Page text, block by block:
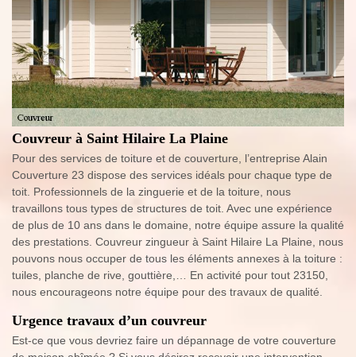
Couvreur à Saint Hilaire La Plaine
Pour des services de toiture et de couverture, l’entreprise Alain
Couverture 23 dispose des services idéals pour chaque type de
toit. Professionnels de la zinguerie et de la toiture, nous
travaillons tous types de structures de toit. Avec une expérience
de plus de 10 ans dans le domaine, notre équipe assure la qualité
des prestations. Couvreur zingueur à Saint Hilaire La Plaine, nous
pouvons nous occuper de tous les éléments annexes à la toiture :
tuiles, planche de rive, gouttière,… En activité pour tout 23150,
nous encourageons notre équipe pour des travaux de qualité.
Urgence travaux d’un couvreur
Est-ce que vous devriez faire un dépannage de votre couverture